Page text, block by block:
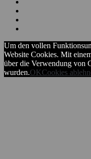
Um den vollen
Website Cookies. Mit
über die Verwendung von
wurden.OKCookies